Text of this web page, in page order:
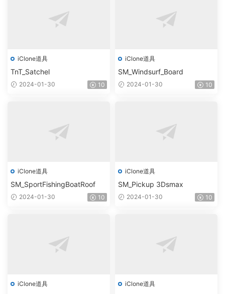
iClone道具
TnT_Satchel
2024-01-30 10
iClone道具
SM_Windsurf_Board
2024-01-30 10
iClone道具
SM_SportFishingBoatRoof
2024-01-30 10
iClone道具
SM_Pickup 3Dsmax
2024-01-30 10
iClone道具 iClone道具